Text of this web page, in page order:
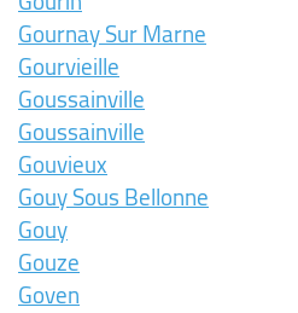
Gournay Sur Marne
Gourvieille
Goussainville
Goussainville
Gouvieux
Gouy Sous Bellonne
Gouy
Gouze
Goven